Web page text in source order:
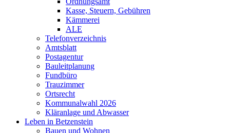
Kasse, Steuern, Gebühren
Kämmerei
ALE
Telefonverzeichnis
Amtsblatt
Postagentur
Bauleitplanung
Fundbüro
Trauzimmer
Ortsrecht
Kommunalwahl 2026
Kläranlage und Abwasser
Leben in Betzenstein
Bauen und Wohnen